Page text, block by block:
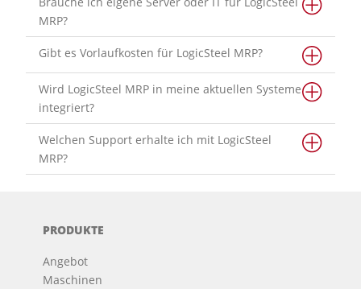
MRP?
Gibt es Vorlaufkosten für LogicSteel MRP?
Wird LogicSteel MRP in meine aktuellen Systeme
integriert?
Welchen Support erhalte ich mit LogicSteel
MRP?
PRODUKTE
Angebot
Maschinen